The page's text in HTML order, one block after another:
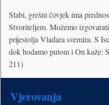
Slabi, grešni čovjek ima
Stvoriteljem. Možemo
prijestolja Vladara svemira. S
dok hodamo putom i On kaže:
211)
Vjerovanja